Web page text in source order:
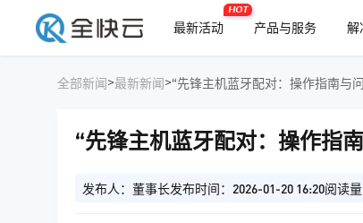
最新活动
HOT
产品与服务 解
全部新闻>最新新闻>“先锋主机蓝牙配对：操作指南与
“先锋主机蓝牙配对：操作指
发布人：董事长发布时间：2026-01-20 16:20阅读